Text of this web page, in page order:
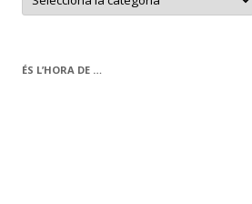
t
r
i
ÉS L’HORA DE …